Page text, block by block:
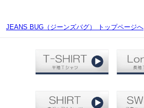
JEANS BUG（ジーンズバグ） トップページへ